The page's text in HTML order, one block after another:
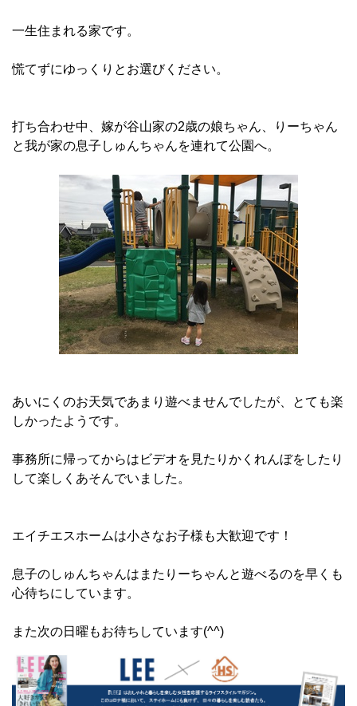
一生住まれる家です。
慌てずにゆっくりとお選びください。
打ち合わせ中、嫁が谷山家の2歳の娘ちゃん、りーちゃん
と我が家の息子しゅんちゃんを連れて公園へ。
あいにくのお天気であまり遊べませんでしたが、とても楽
しかったようです。
事務所に帰ってからはビデオを見たりかくれんぼをしたり
して楽しくあそんでいました。
エイチエスホームは小さなお子様も大歓迎です！
息子のしゅんちゃんはまたりーちゃんと遊べるのを早くも
心待ちにしています。
また次の日曜もお待ちしています(^^)